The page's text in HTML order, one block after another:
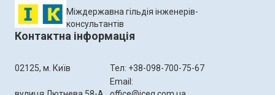
Міждержавна гільдія інженерів-
консультантів
Контактна інформація
02125, м. Київ
Тел: +38-098-700-75-67
Email: